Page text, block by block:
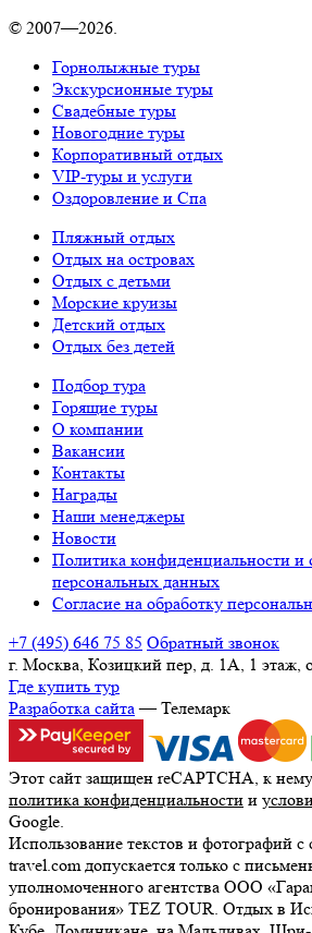
© 2007—2026.
Горнолыжные туры
Экскурсионные туры
Свадебные туры
Новогодние туры
Корпоративный отдых
VIP-туры и услуги
Оздоровление и Спа
Пляжный отдых
Отдых на островах
Отдых с детьми
Морские круизы
Детский отдых
Отдых без детей
Подбор тура
Горящие туры
О компании
Вакансии
Контакты
Награды
Наши менеджеры
Новости
Политика конфиденциальности и
персональных данных
Согласие на обработку
+7 (495) 646 75 85 Обратный звонок
г. Москва, Козицкий пер, д. 1А, 1 этаж,
Где купить тур
Разработка сайта— Телемарк
Этот сайт защищен reCAPTCHA, к
политика конфиденциальности и
Google.
Использование текстов и фотографий с
travel.com допускается только с
уполномоченного агентства ООО
бронирования» TEZ TOUR. Отдых в